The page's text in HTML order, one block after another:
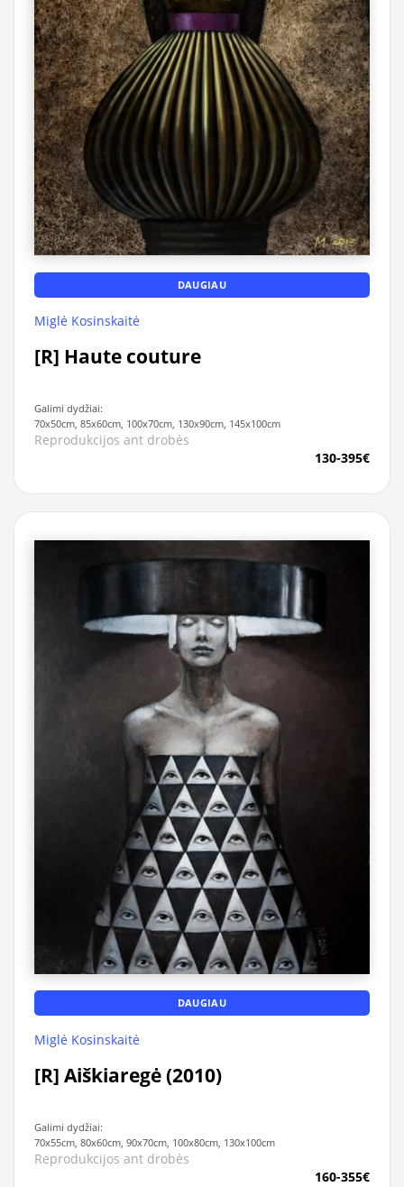
DAUGIAU
Miglė Kosinskaitė
[R] Haute couture
Galimi dydžiai:
70x50cm, 85x60cm, 100x70cm, 130x90cm, 145x100cm
Reprodukcijos ant drobės
130-395€
DAUGIAU
Miglė Kosinskaitė
[R] Aiškiaregė (2010)
Galimi dydžiai:
70x55cm, 80x60cm, 90x70cm, 100x80cm, 130x100cm
Reprodukcijos ant drobės
160-355€